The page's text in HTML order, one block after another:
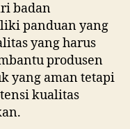
badan
panduan yang
yang harus
produsen
yang aman tetapi
kualitas